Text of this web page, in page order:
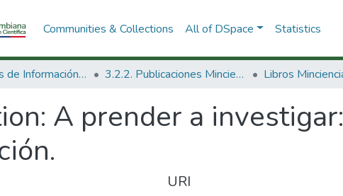
Communities & Collections All of DSpace Statistics
3. Recursos de Información Científica y Tecnológica 3.2.2. Publicaciones Minciencias
A prender a
URI